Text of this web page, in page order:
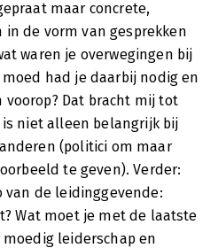
maar concrete,
de vorm van gesprekken
waren je overwegingen bij
had je daarbij nodig en
Dat bracht mij tot
niet alleen belangrijk bij
(politici om maar
te geven). Verder:
van de leidinggevende:
Wat moet je met de laatste
leiderschap en